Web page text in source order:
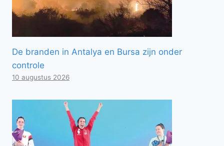
De branden in Antalya en Bursa zijn onder
controle
10 augustus 2026